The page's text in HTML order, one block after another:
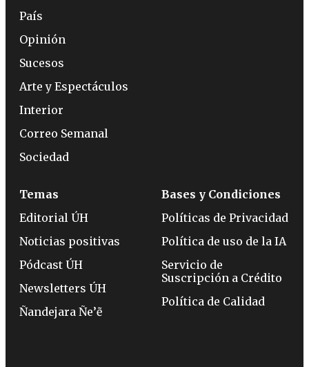
País
Opinión
Sucesos
Arte y Espectáculos
Interior
Correo Semanal
Sociedad
Temas
Editorial ÚH
Noticias positivas
Pódcast ÚH
Newsletters ÚH
Ñandejara Ñe’ẽ
Bases y Condiciones
Políticas de Privacidad
Política de uso de la IA
Servicio de
Suscripción a Crédito
Política de Calidad